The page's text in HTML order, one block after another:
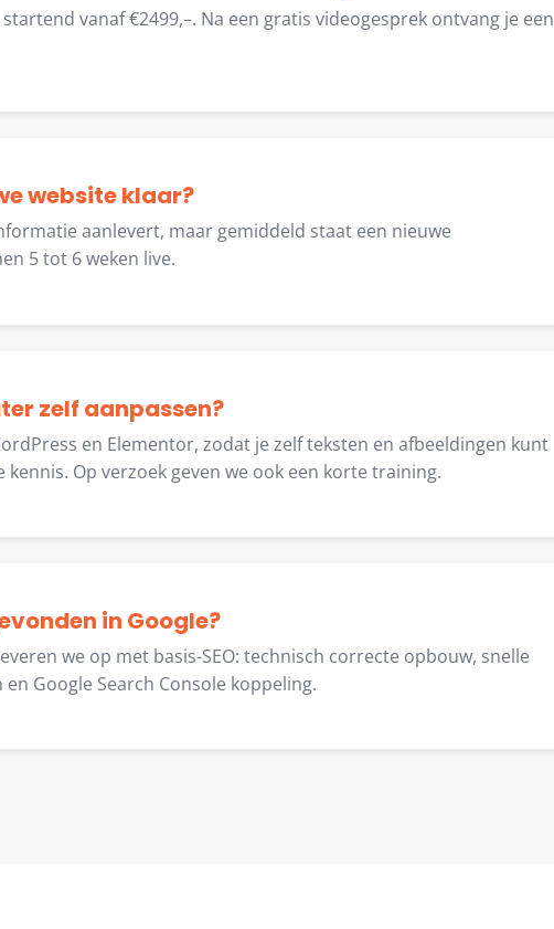
vanaf €2499,–. Na een gratis videogesprek ontvang je een
website klaar?
aanlevert, maar gemiddeld staat een nieuwe
5 tot 6 weken live.
zelf aanpassen?
en Elementor, zodat je zelf teksten en afbeeldingen kunt
Op verzoek geven we ook een korte training.
in Google?
we op met basis-SEO: technisch correcte opbouw, snelle
Google Search Console koppeling.